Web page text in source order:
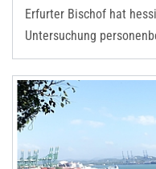
Erfurter Bischof hat
Untersuchung